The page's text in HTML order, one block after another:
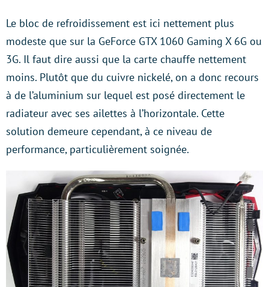
Le bloc de refroidissement est ici nettement plus
modeste que sur la GeForce GTX 1060 Gaming X 6G ou
3G. Il faut dire aussi que la carte chauffe nettement
moins. Plutôt que du cuivre nickelé, on a donc recours
à de l’aluminium sur lequel est posé directement le
radiateur avec ses ailettes à l’horizontale. Cette
solution demeure cependant, à ce niveau de
performance, particulièrement soignée.